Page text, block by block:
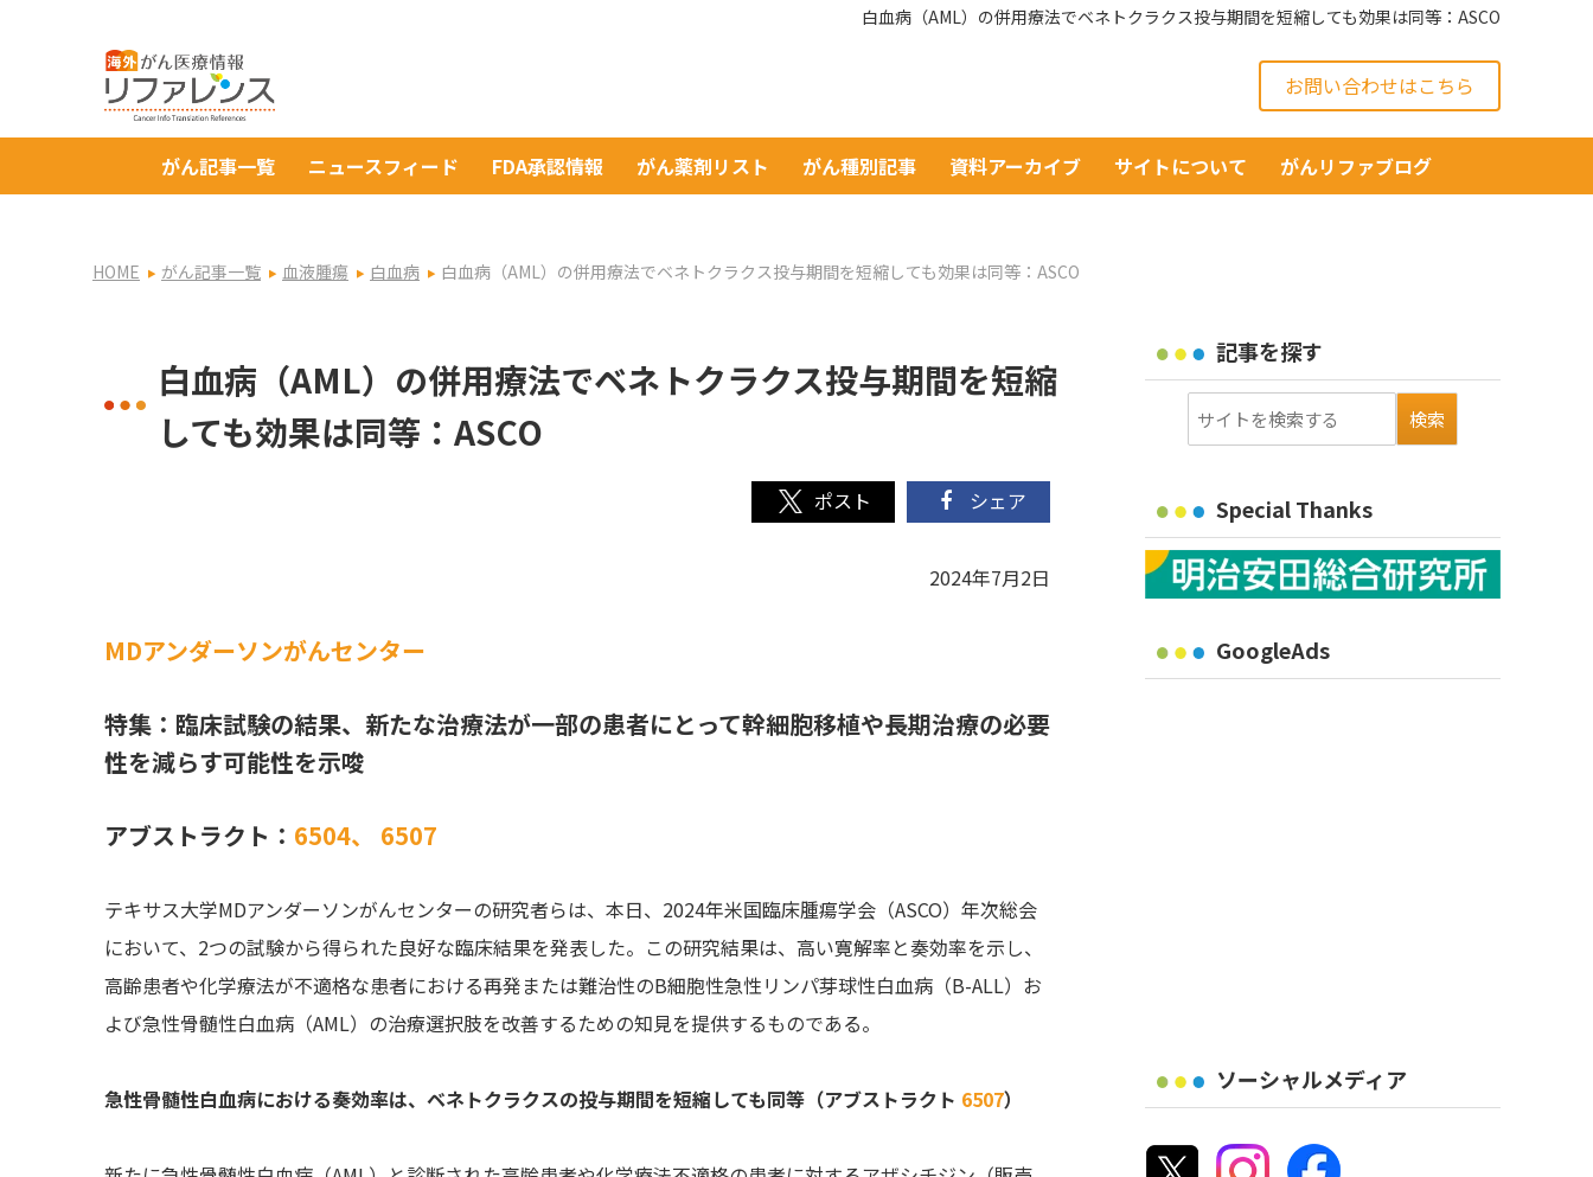
白血病（AML）の併用療法でベネトクラクス投与期間を短縮しても効果は同等：ASCO
お問い合わせはこちら
がん記事一覧 ニュースフィード FDA承認情報 がん薬剤リスト がん種別記事 資料アーカイブ サイトについて がんリファブログ
HOME がん記事一覧 血液腫瘍 白血病 白血病（AML）の併用療法でベネトクラクス投与期間を短縮しても効果は同等：ASCO
白血病（AML）の併用療法でベネトクラクス投与期間を短縮
しても効果は同等：ASCO
シェア
2024年7月2日
MDアンダーソンがんセンター
特集：臨床試験の結果、新たな治療法が一部の患者にとって幹細胞移植や長期治療の必要
性を減らす可能性を示唆
アブストラクト： 6504、 6507
テキサス大学MDアンダーソンがんセンターの研究者らは、本日、2024年米国臨床腫瘍学会（ASCO）年次総会
において、2つの試験から得られた良好な臨床結果を発表した。この研究結果は、高い寛解率と奏効率を示し、
高齢患者や化学療法が不適格な患者における再発または難治性のB細胞性急性リンパ芽球性白血病（B-ALL）お
よび急性骨髄性白血病（AML）の治療選択肢を改善するための知見を提供するものである。
急性骨髄性白血病における奏効率は、ベネトクラクスの投与期間を短縮しても同等（アブストラクト 6507）
記事を探す
Special Thanks
GoogleAds
ソーシャルメディア